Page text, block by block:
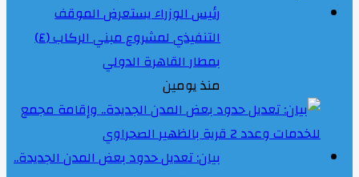
رئيس الوزراء يستعرض الموقف
التنفيذي لمشروع مبني الركاب (٤)
بمطار القاهرة الدولي
منذ يومين
بيان: تعديل حدود بعض المدن الجديدة..